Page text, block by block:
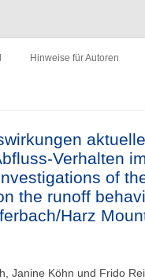
Hinweise für Autoren
Verhalten
of
the runoff
Harz
Janine Köhn und Frido